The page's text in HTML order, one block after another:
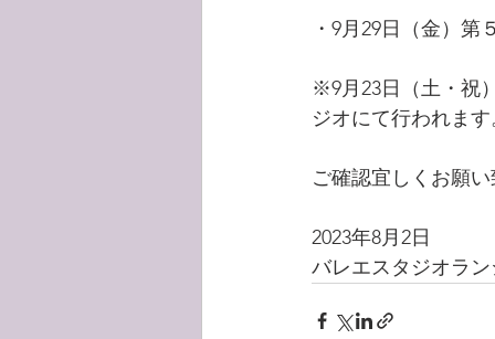
・9月29日（金）
※9月23日（土・祝
ジオにて行われま
ご確認宜しくお願
2023年8月2日
バレエスタジオラ